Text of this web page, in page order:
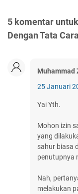
5 komentar
Dengan Tata
Muhammad
25 Januari
Yai Yth.
Mohon izin
yang
sahur biasa
penutupnya
Nah,
melakukan